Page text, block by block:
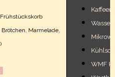
Marmelade,
WMF